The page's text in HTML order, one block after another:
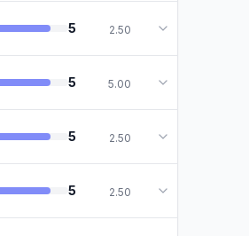
5 2.50
5 5.00
5 2.50
5 2.50